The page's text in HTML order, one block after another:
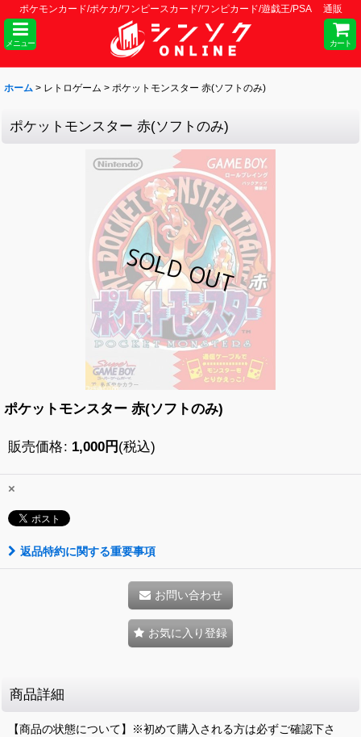
ポケモンカード/ポケカ/ワンピースカード/ワンピカード/遊戯王/PSA 通販
メニュー カート
ホーム > レトロゲーム > ポケットモンスター 赤(ソフトのみ)
ポケットモンスター 赤(ソフトのみ)
ポケットモンスター 赤(ソフトのみ)
販売価格: 1,000円 (税込)
×
返品特約に関する重要事項
お問い合わせ
お気に入り登録
商品詳細
【商品の状態について】※初めて購入される方は必ずご確認下さ